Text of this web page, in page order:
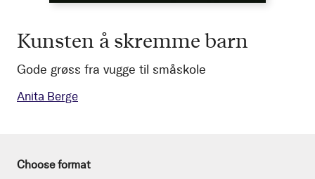
Kunsten å skremme barn
Gode grøss fra vugge til småskole
Anita Berge
Choose format